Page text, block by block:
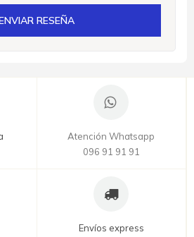
RESEÑA
Atención Whatsapp
096 91 91 91
Envíos express